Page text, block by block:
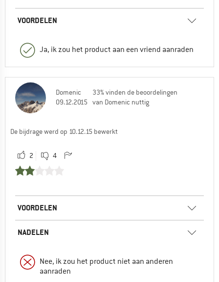
VOORDELEN
Ja, ik zou het product aan een vriend aanraden
Domenic
09.12.2015
33% vinden de beoordelingen
van Domenic nuttig
De bijdrage werd op 10.12.15 bewerkt
2 4
VOORDELEN
NADELEN
Nee, ik zou het product niet aan anderen
aanraden